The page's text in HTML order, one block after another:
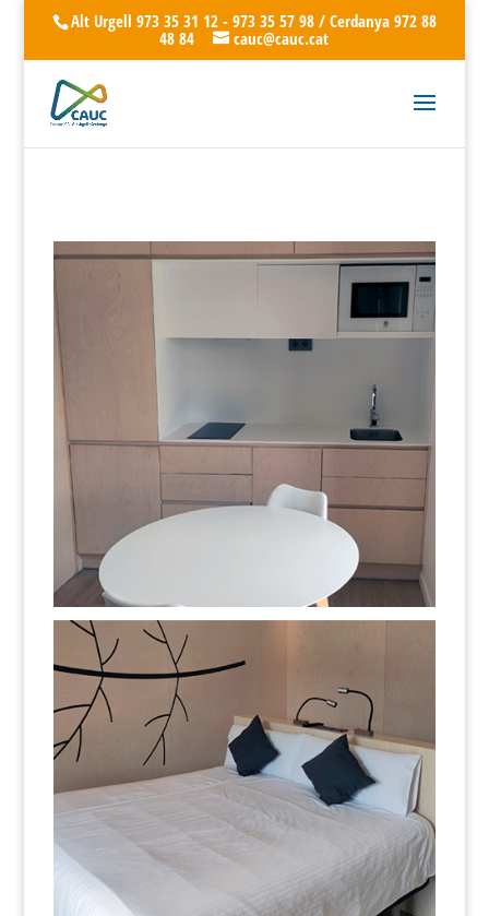
Alt Urgell 973 35 31 12 - 973 35 57 98 / Cerdanya 972 88
48 84
cauc@cauc.cat